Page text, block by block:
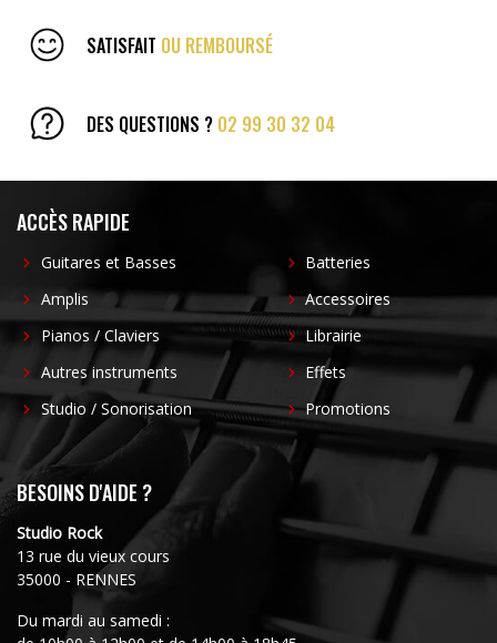
SATISFAIT OU REMBOURSÉ
DES QUESTIONS ? 02 99 30 32 04
ACCÈS RAPIDE
Guitares et Basses
Amplis
Pianos / Claviers
Autres instruments
Studio / Sonorisation
Batteries
Accessoires
Librairie
Effets
Promotions
BESOINS D'AIDE ?
Studio Rock
13 rue du vieux cours
35000 - RENNES
Du mardi au samedi :